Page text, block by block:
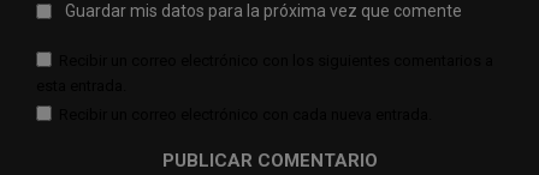
Guardar mis datos para la próxima vez que comente